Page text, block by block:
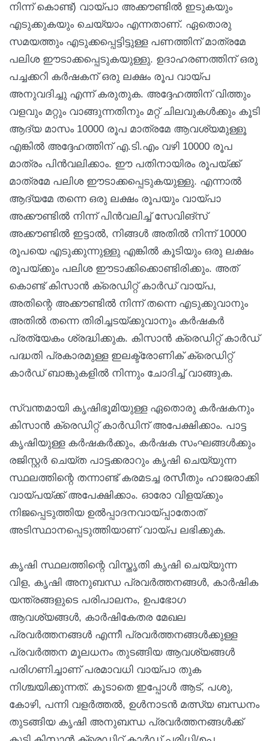
നിന്ന് കൊണ്ട്) വായ്പാ അക്കൗണ്ടിൽ ഇടുകയും
എടുക്കുകയും ചെയ്യാം എന്നതാണ്. ഏതൊരു
സമയത്തും എടുക്കപ്പെട്ടിട്ടുള്ള പണത്തിന് മാത്രമേ
പലിശ ഈടാക്കപ്പെടുകയുള്ളു. ഉദാഹരണത്തിന് ഒരു
പച്ചക്കറി കർഷകന് ഒരു ലക്ഷം രൂപ വായ്പ
അനുവദിച്ചു എന്ന് കരുതുക. അദ്ദേഹത്തിന് വിത്തും
വളവും മറ്റും വാങ്ങുന്നതിനും മറ്റ് ചിലവുകൾക്കും കൂടി
ആദ്യ മാസം 10000 രൂപ മാത്രമേ ആവശ്യമുള്ളൂ
എങ്കിൽ അദ്ദേഹത്തിന് എ.ടി.എം വഴി 10000 രൂപ
മാത്രം പിൻവലിക്കാം. ഈ പതിനായിരം രൂപയ്ക്ക്
മാത്രമേ പലിശ ഈടാക്കപ്പെടുകയുള്ളു. എന്നാൽ
ആദ്യമേ തന്നെ ഒരു ലക്ഷം രൂപയും വായ്പാ
അക്കൗണ്ടിൽ നിന്ന് പിൻവലിച്ച് സേവിങ്സ്
അക്കൗണ്ടിൽ ഇട്ടാൽ, നിങ്ങൾ അതിൽ നിന്ന് 10000
രൂപയെ എടുക്കുന്നുള്ളു എങ്കിൽ കൂടിയും ഒരു ലക്ഷം
രൂപയ്ക്കും പലിശ ഈടാക്കിക്കൊണ്ടിരിക്കും. അത്
കൊണ്ട് കിസാൻ ക്രെഡിറ്റ് കാർഡ് വായ്പ,
അതിന്റെ അക്കൗണ്ടിൽ നിന്ന് തന്നെ എടുക്കുവാനും
അതിൽ തന്നെ തിരിച്ചടയ്ക്കുവാനും കർഷകർ
പ്രത്യേകം ശ്രദ്ധിക്കുക. കിസാൻ ക്രെഡിറ്റ് കാർഡ്
പദ്ധതി പ്രകാരമുള്ള ഇലക്ട്രോണിക് ക്രെഡിറ്റ്
കാർഡ് ബാങ്കുകളിൽ നിന്നും ചോദിച്ച് വാങ്ങുക.
സ്വന്തമായി കൃഷിഭൂമിയുള്ള ഏതൊരു കർഷകനും
കിസാൻ ക്രെഡിറ്റ് കാർഡിന് അപേക്ഷിക്കാം. പാട്ട
കൃഷിയുള്ള കർഷകർക്കും, കർഷക സംഘങ്ങൾക്കും
രജിസ്റ്റർ ചെയ്ത പാട്ടക്കരാറും കൃഷി ചെയ്യുന്ന
സ്ഥലത്തിന്റെ തന്നാണ്ട് കരമടച്ച രസീതും ഹാജരാക്കി
വായ്പയ്ക്ക് അപേക്ഷിക്കാം. ഓരോ വിളയ്ക്കും
നിജപ്പെടുത്തിയ ഉൽപ്പാദനവായ്‌പ്പാതോത്
അടിസ്ഥാനപ്പെടുത്തിയാണ് വായ്പ ലഭിക്കുക.
കൃഷി സ്ഥലത്തിന്റെ വിസ്തൃതി കൃഷി ചെയ്യുന്ന
വിള, കൃഷി അനുബന്ധ പ്രവർത്തനങ്ങൾ, കാർഷിക
യന്ത്രങ്ങളുടെ പരിപാലനം, ഉപഭോഗ
ആവശ്യങ്ങൾ, കാർഷികേതര മേഖല
പ്രവർത്തനങ്ങൾ എന്നീ പ്രവർത്തനങ്ങൾക്കുള്ള
പ്രവർത്തന മൂലധനം തുടങ്ങിയ ആവശ്യങ്ങൾ
പരിഗണിച്ചാണ് പരമാവധി വായ്പാ തുക
നിശ്ചയിക്കുന്നത്. കൂടാതെ ഇപ്പോൾ ആട്, പശു,
കോഴി, പന്നി വളർത്തൽ, ഉൾനാടൻ മത്സ്യ ബന്ധനം
തുടങ്ങിയ കൃഷി അനുബന്ധ പ്രവർത്തനങ്ങൾക്ക്